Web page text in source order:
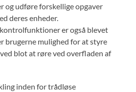
og udføre forskellige opgaver
deres enheder.
er også blevet
brugerne mulighed for at styre
blot at røre ved overfladen af
inden for trådløse